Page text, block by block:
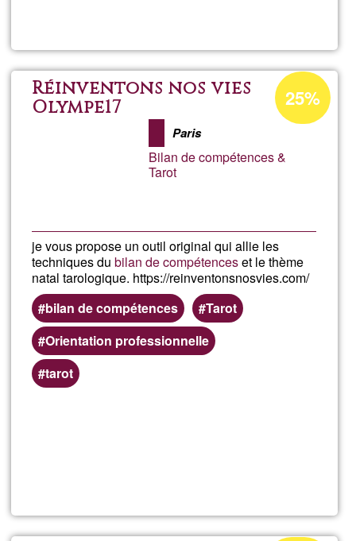
Tarot
répond
line
Réinventons nos vies
Olympe17
Paris
Bilan de compétences &
Tarot
je vous propose un outil original qui allie les
techniques dubilan de compétenceset le thème
natal tarologique. https://reinventonsnosvies.com/
bilan de compétences
Tarot
Orientation professionnelle
tarot
Pourcentage
d'acceptation
de
Ğ1
25%